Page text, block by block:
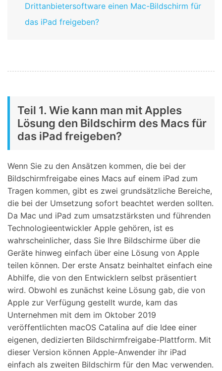
Drittanbietersoftware einen Mac-Bildschirm für
das iPad freigeben?
Teil 1. Wie kann man mit Apples
Lösung den Bildschirm des Macs für
das iPad freigeben?
Wenn Sie zu den Ansätzen kommen, die bei der
Bildschirmfreigabe eines Macs auf einem iPad zum
Tragen kommen, gibt es zwei grundsätzliche Bereiche,
die bei der Umsetzung sofort beachtet werden sollten.
Da Mac und iPad zum umsatzstärksten und führenden
Technologieentwickler Apple gehören, ist es
wahrscheinlicher, dass Sie Ihre Bildschirme über die
Geräte hinweg einfach über eine Lösung von Apple
teilen können. Der erste Ansatz beinhaltet einfach eine
Abhilfe, die von den Entwicklern selbst präsentiert
wird. Obwohl es zunächst keine Lösung gab, die von
Apple zur Verfügung gestellt wurde, kam das
Unternehmen mit dem im Oktober 2019
veröffentlichten macOS Catalina auf die Idee einer
eigenen, dedizierten Bildschirmfreigabe-Plattform. Mit
dieser Version können Apple-Anwender ihr iPad
einfach als zweiten Bildschirm für den Mac verwenden.